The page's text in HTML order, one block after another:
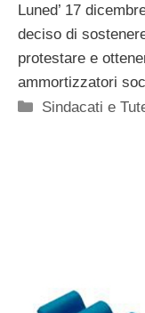
Luned’ 17
deciso di
protestare e
ammortizzatori
Categorie
Sindacati e